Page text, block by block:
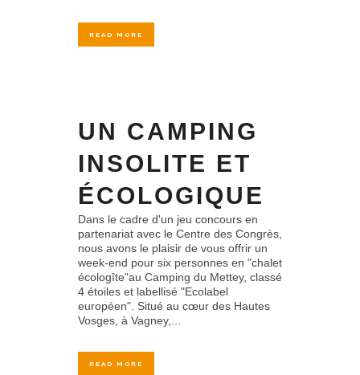
READ MORE
UN CAMPING
INSOLITE ET
ÉCOLOGIQUE
Dans le cadre d'un jeu concours en
partenariat avec le Centre des Congrès,
nous avons le plaisir de vous offrir un
week-end pour six personnes en "chalet
écologîte"au Camping du Mettey, classé
4 étoiles et labellisé "Ecolabel
européen". Situé au cœur des Hautes
Vosges, à Vagney,...
READ MORE